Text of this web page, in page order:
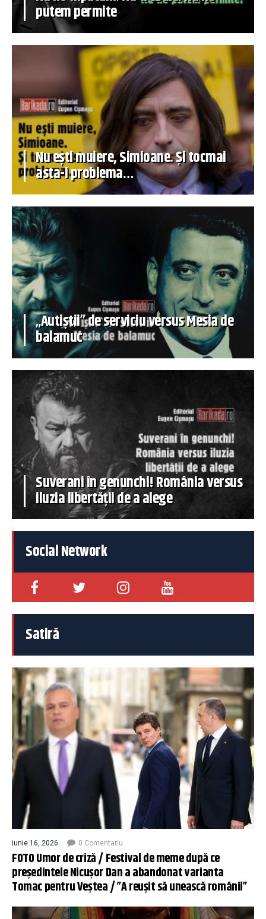
putem permite
Nu ești muiere, Simioane. Și tocmai
asta-i problema…
„Autiștii” de serviciu versus Mesia de
balamuc
Suverani în genunchi! România versus
iluzia libertății de a alege
Social Network
Satiră
iunie 16, 2026 0 Comentariu
FOTO Umor de criză / Festival de meme după ce
președintele Nicușor Dan a abandonat varianta
Tomac pentru Veștea / ”A reușit să unească românii”